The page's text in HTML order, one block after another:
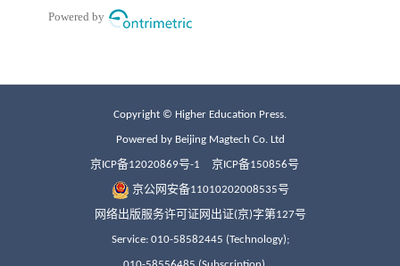
Copyright © Higher Education Press.
Powered by Beijing Magtech Co. Ltd
京ICP备12020869号-1 京ICP备150856号
京公网安备11010202008535号
网络出版服务许可证网出证(京)字第127号
Service: 010-58582445 (Technology);